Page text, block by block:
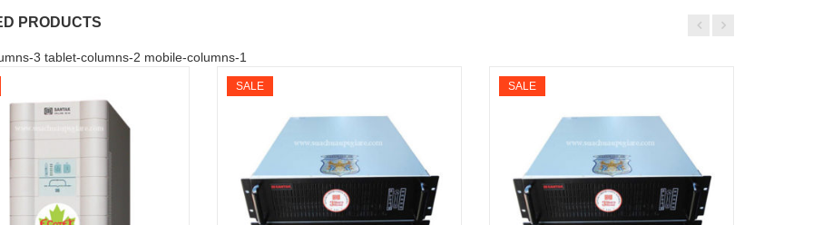
PRODUCTS
3 tablet-columns-2 mobile-columns-1
SALE SALE